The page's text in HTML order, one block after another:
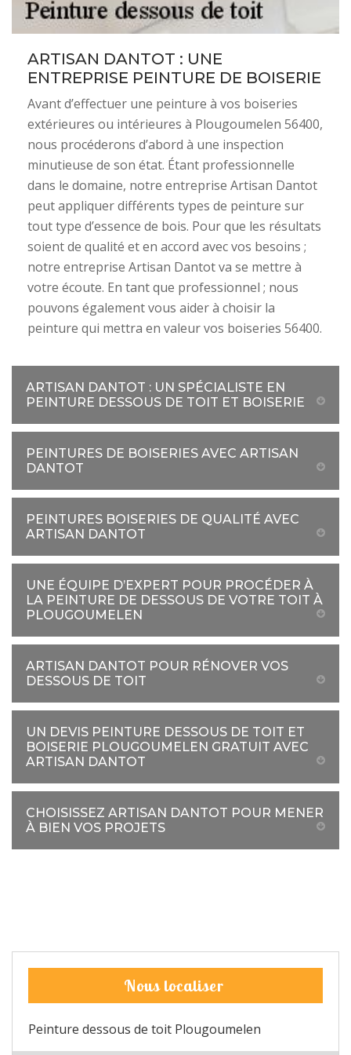
ARTISAN DANTOT : UNE
ENTREPRISE PEINTURE DE BOISERIE
Avant d’effectuer une peinture à vos boiseries
extérieures ou intérieures à Plougoumelen 56400,
nous procéderons d’abord à une inspection
minutieuse de son état. Étant professionnelle
dans le domaine, notre entreprise Artisan Dantot
peut appliquer différents types de peinture sur
tout type d’essence de bois. Pour que les résultats
soient de qualité et en accord avec vos besoins ;
notre entreprise Artisan Dantot va se mettre à
votre écoute. En tant que professionnel ; nous
pouvons également vous aider à choisir la
peinture qui mettra en valeur vos boiseries 56400.
ARTISAN DANTOT : UN SPÉCIALISTE EN
PEINTURE DESSOUS DE TOIT ET BOISERIE
PEINTURES DE BOISERIES AVEC ARTISAN
DANTOT
PEINTURES BOISERIES DE QUALITÉ AVEC
ARTISAN DANTOT
UNE ÉQUIPE D’EXPERT POUR PROCÉDER À
LA PEINTURE DE DESSOUS DE VOTRE TOIT À
PLOUGOUMELEN
ARTISAN DANTOT POUR RÉNOVER VOS
DESSOUS DE TOIT
UN DEVIS PEINTURE DESSOUS DE TOIT ET
BOISERIE PLOUGOUMELEN GRATUIT AVEC
ARTISAN DANTOT
CHOISISSEZ ARTISAN DANTOT POUR MENER
À BIEN VOS PROJETS
Nous localiser
Peinture dessous de toit Plougoumelen